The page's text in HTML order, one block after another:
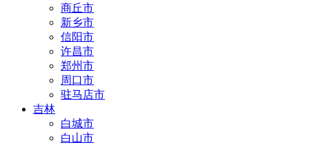
商丘市
新乡市
信阳市
许昌市
郑州市
周口市
驻马店市
吉林
白城市
白山市